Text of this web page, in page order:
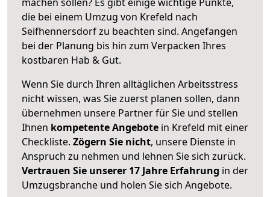
die bei einem Umzug von Krefeld nach
Seifhennersdorf zu beachten sind. Angefangen
bei der Planung bis hin zum Verpacken Ihres
kostbaren Hab & Gut.
Wenn Sie durch Ihren alltäglichen Arbeitsstress
nicht wissen, was Sie zuerst planen sollen, dann
übernehmen unsere Partner für Sie und stellen
Ihnen kompetente Angebote in Krefeld mit einer
Checkliste. Zögern Sie nicht, unsere Dienste in
Anspruch zu nehmen und lehnen Sie sich zurück.
Vertrauen Sie unserer 17 Jahre Erfahrung in der
Umzugsbranche und holen Sie sich Angebote.